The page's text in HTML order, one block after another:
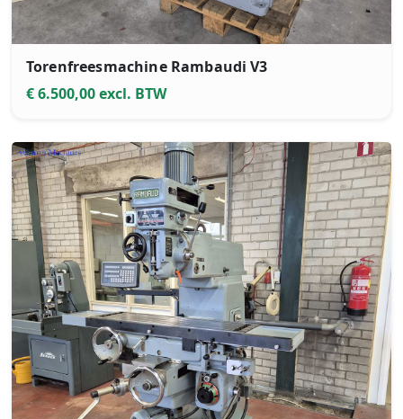
Torenfreesmachine Rambaudi V3
€ 6.500,00 excl. BTW